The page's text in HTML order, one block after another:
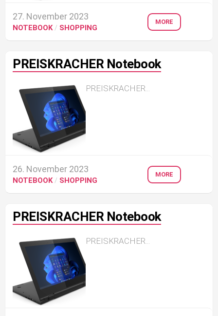
27. November 2023
NOTEBOOK/ SHOPPING
MORE
PREISKRACHER Notebook
PREISKRACHER...
26. November 2023
NOTEBOOK/ SHOPPING
MORE
PREISKRACHER Notebook
PREISKRACHER...